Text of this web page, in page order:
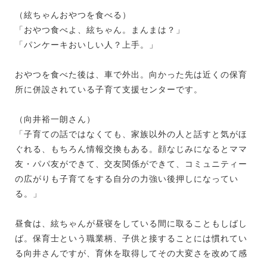
（絃ちゃんおやつを食べる）
「おやつ食べよ、絃ちゃん。まんまは？」
「パンケーキおいしい人？上手。」
おやつを食べた後は、車で外出。向かった先は近くの保育
所に併設されている子育て支援センターです。
（向井裕一朗さん）
「子育ての話ではなくても、家族以外の人と話すと気がほ
ぐれる、もちろん情報交換もある。顔なじみになるとママ
友・パパ友ができて、交友関係ができて、コミュニティー
の広がりも子育てをする自分の力強い後押しになってい
る。」
昼食は、絃ちゃんが昼寝をしている間に取ることもしばし
ば。保育士という職業柄、子供と接することには慣れてい
る向井さんですが、育休を取得してその大変さを改めて感